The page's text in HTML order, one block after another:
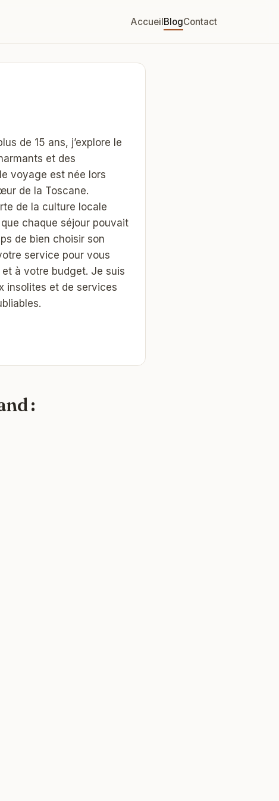
AccueilBlogContact
de 15 ans, j’explore le
et des
voyage est née lors
de la Toscane.
de la culture locale
chaque séjour pouvait
de bien choisir son
service pour vous
à votre budget. Je suis
insolites et de services
: